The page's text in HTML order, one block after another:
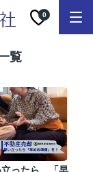
0
覧
ったら、「早